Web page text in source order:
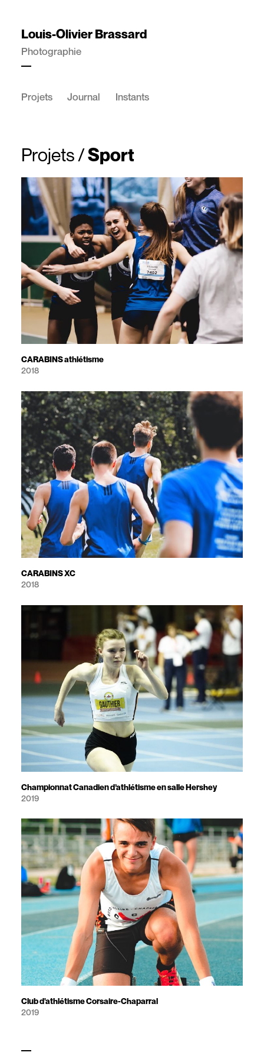
Louis-Olivier Brassard
Photographie
Projets Journal Instants
Projets/Sport
CARABINS athlétisme
2018
CARABINS XC
2018
Championnat Canadien d’athlétisme en salle Hershey
2019
Club d'athlétisme Corsaire-Chaparral
2019